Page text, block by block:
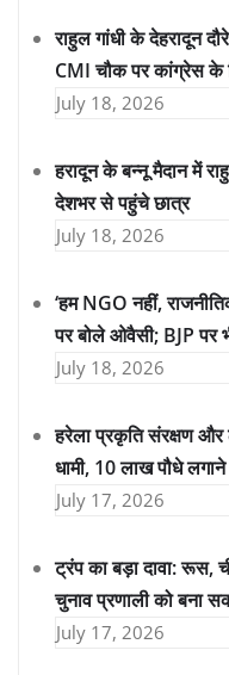
राहुल गांधी के देहरादून
CMI चौक पर कांग्रेस के
July 18, 2026
हरादून के बन्नू मैदान में
देशभर से पहुंचे छात्र
July 18, 2026
‘हम NGO नहीं,
पर बोले ओवैसी; BJP पर
July 18, 2026
हरेला प्रकृति संरक्षण और
धामी, 10 लाख पौधे
July 17, 2026
ट्रंप का बड़ा दावा: रूस,
चुनाव प्रणाली को बना
July 17, 2026